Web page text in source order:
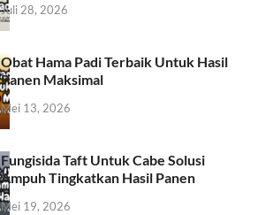
Juli 28, 2026
Obat Hama Padi Terbaik Untuk Hasil
Panen Maksimal
Mei 13, 2026
Fungisida Taft Untuk Cabe Solusi
Ampuh Tingkatkan Hasil Panen
Mei 19, 2026